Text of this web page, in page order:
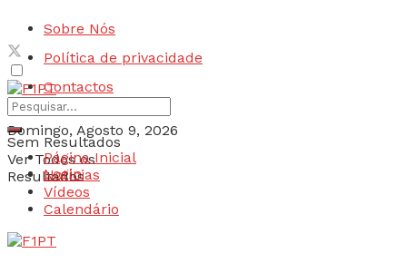
Sobre Nós
Política de privacidade
Contactos
Domingo, Agosto 9, 2026
Login
Sem Resultados
Ver Todos os
Resultados
Página Inicial
Notícias
Vídeos
Calendário